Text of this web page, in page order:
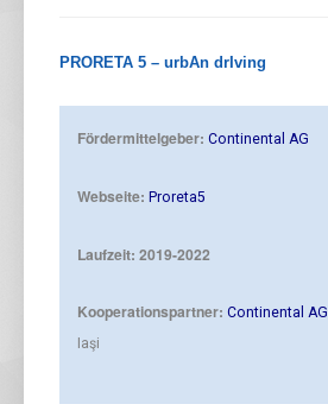
PRORETA 5 – urbAn drIving
Fördermittelgeber: Continental AG
Webseite: Proreta5
Laufzeit: 2019-2022
Kooperationspartner: Continental AG
Iaşi